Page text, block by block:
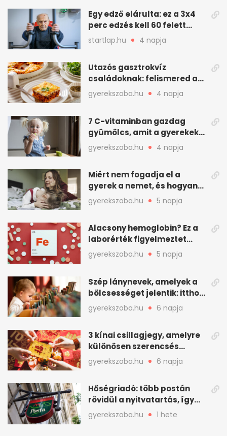
Egy edző elárulta: ez a 3x4
perc edzés kell 60 felett
mindenkinek
startlap.hu 4 napja
Utazós gasztrokvíz
családoknak: felismered az
asadót és társait?
gyerekszoba.hu 4 napja
7 C-vitaminban gazdag
gyümölcs, amit a gyerekek
is szívesen megesznek
gyerekszoba.hu 4 napja
Miért nem fogadja el a
gyerek a nemet, és hogyan
mondd ki jól?
gyerekszoba.hu 5 napja
Alacsony hemoglobin? Ez a
laborérték figyelmeztet
vashiányra
gyerekszoba.hu 5 napja
Szép lánynevek, amelyek a
bölcsességet jelentik: itthon
is adhatók
gyerekszoba.hu 6 napja
3 kínai csillagjegy, amelyre
különösen szerencsés
augusztus vár
gyerekszoba.hu 6 napja
Hőségriadó: több postán
rövidül a nyitvatartás, így
intézkedik a Magyar Posta
gyerekszoba.hu 1 hete